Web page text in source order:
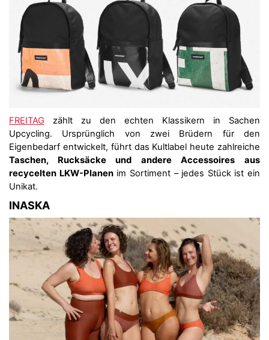
FREITAG zählt zu den echten Klassikern in Sachen
Upcycling. Ursprünglich von zwei Brüdern für den
Eigenbedarf entwickelt, führt das Kultlabel heute zahlreiche
Taschen, Rucksäcke und andere Accessoires aus
recycelten LKW-Planenim Sortiment – jedes Stück ist ein
Unikat.
INASKA